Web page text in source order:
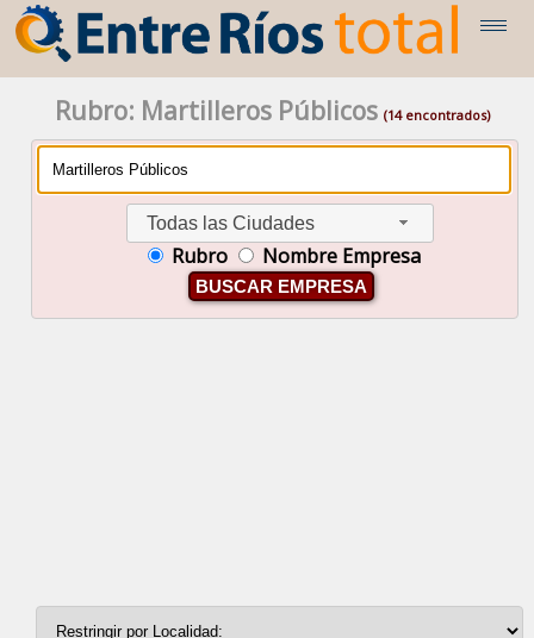
Rubro: Martilleros Públicos (14 encontrados)
Todas las Ciudades
Rubro Nombre Empresa
BUSCAR EMPRESA